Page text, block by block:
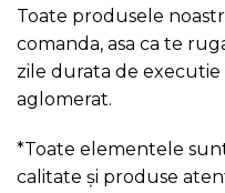
Toate produsele
comanda, asa ca te
zile durata de
aglomerat.
*Toate elementele
calitate și produse